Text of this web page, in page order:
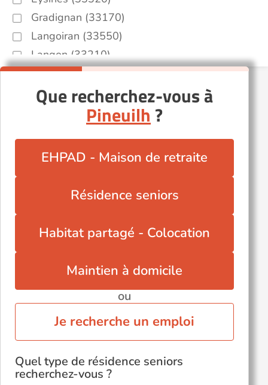
Gradignan (33170)
Langoiran (33550)
Langon (33210)
Lanton (33138)
Le Bouscat (33110)
Libourne (33500)
Léognan (33850)
Saint-Médard-en-Jalles (33160)
Vendays-Montalivet (33930)
Que recherchez-vous à
Pineuilh ?
EHPAD - Maison de retraite
Résidence seniors
Habitat partagé - Colocation
Maintien à domicile
ou
Je recherche un emploi
Quel type de résidence seniors
recherchez-vous ?